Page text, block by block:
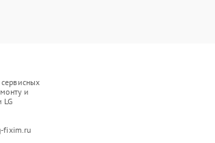
и
LG
fixim.ru